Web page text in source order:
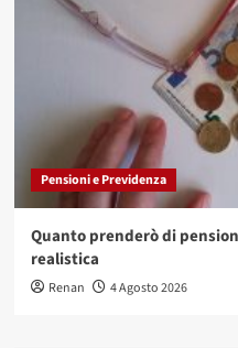
Pensioni e Previdenza
Quanto prenderò di
realistica
Renan 4 Agosto 2026